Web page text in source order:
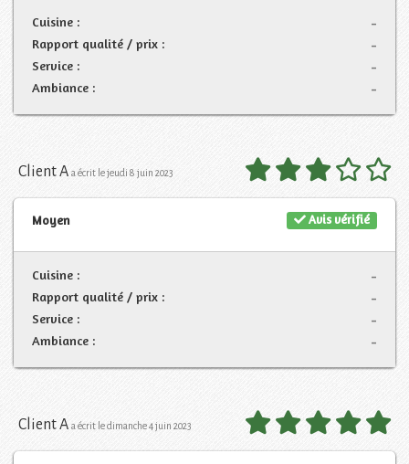
-
Cuisine :
-
Rapport qualité / prix :
-
Service :
-
Ambiance :
Client A a écrit le jeudi 8 juin 2023
Avis vérifié
Moyen
-
Cuisine :
-
Rapport qualité / prix :
-
Service :
-
Ambiance :
Client A a écrit le dimanche 4 juin 2023